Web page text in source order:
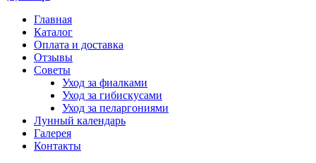
Главная
Каталог
Оплата и доставка
Отзывы
Советы
Уход за фиалками
Уход за гибискусами
Уход за пеларгониями
Лунный календарь
Галерея
Контакты